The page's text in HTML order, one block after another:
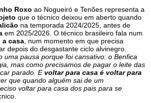
Roxo ao Nogueiró e Tenões representa a
que o técnico deixou em aberto quando
na temporada 2024/2025, antes de
em 2025/2026. O técnico brasileiro fala num
a casa , num momento em que precisa
depois do desgastante ciclo alvinegro.
uma pausa porque foi cansativo: o Benfica
mas como precisamos de pagar o leite das
parado. Evoltar para casa é voltar para
que quando alguém sai de um
voltar para casa dos pais para se